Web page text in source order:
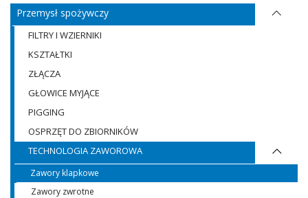
Przemysł spożywczy
FILTRY I WZIERNIKI
KSZTAŁTKI
ZŁĄCZA
GŁOWICE MYJĄCE
PIGGING
OSPRZĘT DO ZBIORNIKÓW
TECHNOLOGIA ZAWOROWA
Zawory klapkowe
Zawory zwrotne